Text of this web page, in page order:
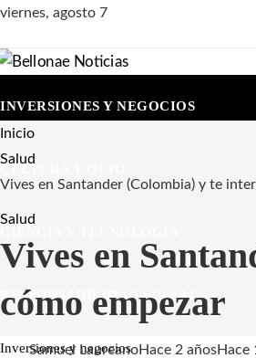
viernes, agosto 7
INVERSIONES Y NEGOCIOS
RESPONSABILIDAD SOCIAL
Inversiones y negocios
Inicio
Salud
Vives en Santander (Colombia) y te
Salud
Vives en
cómo empezar
Samuel LaureanoHace 2 añosHace